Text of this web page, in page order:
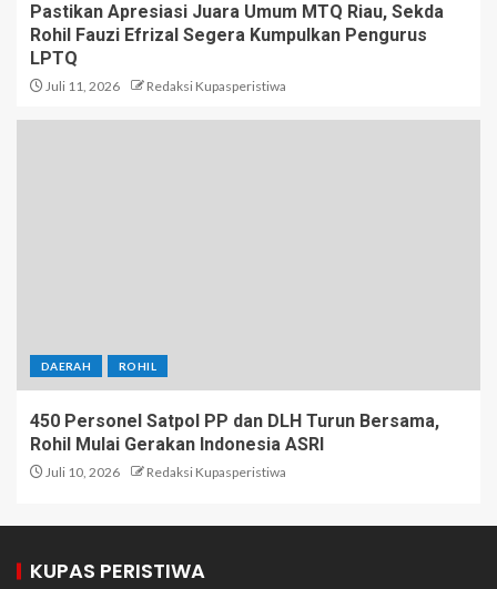
Pastikan Apresiasi Juara Umum MTQ Riau, Sekda
Rohil Fauzi Efrizal Segera Kumpulkan Pengurus
LPTQ
Juli 11, 2026 Redaksi Kupasperistiwa
DAERAH ROHIL
450 Personel Satpol PP dan DLH Turun Bersama,
Rohil Mulai Gerakan Indonesia ASRI
Juli 10, 2026 Redaksi Kupasperistiwa
KUPAS PERISTIWA